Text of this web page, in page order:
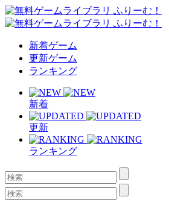
新着ゲーム
更新ゲーム
ランキング
新着
更新
ランキング